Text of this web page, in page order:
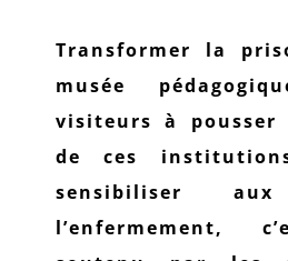
Transformer la
musée
visiteurs à pousser
de ces
sensibiliser
l’enfermement,